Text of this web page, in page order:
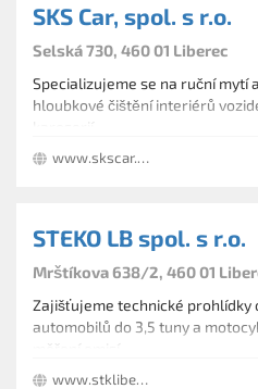
SKS Car, spol. s r.o.
Selská 730, 460 01 Liberec
Specializujeme se na ruční mytí
hloubkové čištění interiérů
www.skscar.cz
STEKO LB spol. s r.o.
Mrštíkova 638/2, 460 01
Zajišťujeme technické prohlídky
automobilů do 3,5 tuny a
www.stkliberec.cz